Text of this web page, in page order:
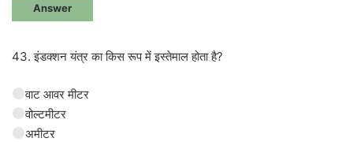
Answer
43. इंडक्शन यंत्र का किस रूप में इस्तेमाल होता है?
वाट आवर मीटर
वोल्टमीटर
अमीटर